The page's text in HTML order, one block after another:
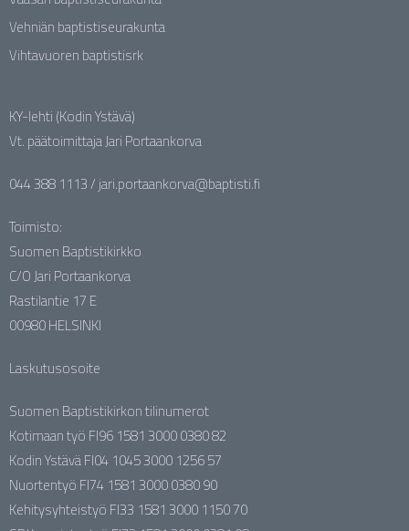
Vehniän baptistiseurakunta
Vihtavuoren baptistisrk
KY-lehti (Kodin Ystävä)
Vt. päätoimittaja Jari Portaankorva
044 388 1113 / jari.portaankorva@baptisti.fi
Toimisto:
Suomen Baptistikirkko
C/O Jari Portaankorva
Rastilantie 17 E
00980 HELSINKI
Laskutusosoite
Suomen Baptistikirkon tilinumerot
Kotimaan työ FI96 1581 3000 0380 82
Kodin Ystävä FI04 1045 3000 1256 57
Nuortentyö FI74 1581 3000 0380 90
Kehitysyhteistyö FI33 1581 3000 1150 70